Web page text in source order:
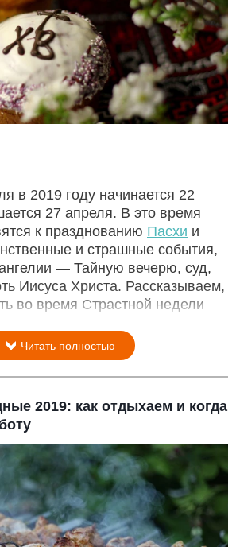
в 2019 году начинается 22
27 апреля. В это время
к празднованию Пасхи и
и страшные события,
— Тайную вечерю, суд,
Иисуса Христа. Рассказываем,
во время Страстной недели
Читать полностью
2019: как отдыхаем и когда